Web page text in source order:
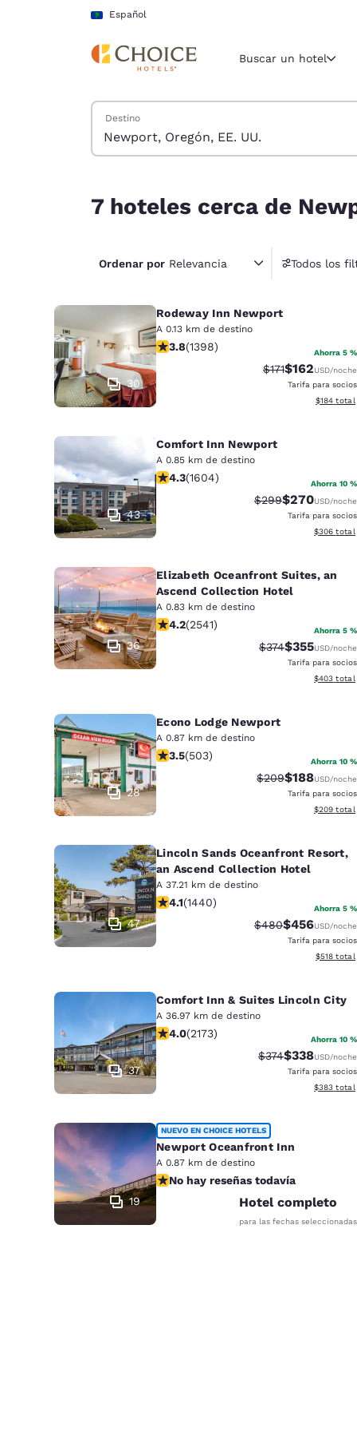
Pasar A Contenido Principal
Español
Región y
América
Selecciona
English
Canada
Français
Spain
English
Ireland
Asia-Pacífico
Australia
English
Buscar un hotel
Buscar hoteles
Destino
7 hoteles cerca de
Ordenar por Relevancia Todos los
30
Rodeway Inn Newport
A 0.13 km de destino
calificación de 3.84 estrellas. Bueno.
3.8(1398) Ahorra 5 %
Precio tachado:
$171Precio con
$162USD/noche
Tarifa para socios
Ver
$184 total
43
Comfort Inn Newport
A 0.85 km de destino
calificación de 4.31 estrellas.
4.3(1604) Ahorra 10 %
Precio tachado:
$299Precio con
$270USD/noche
Tarifa para socios
Ver
$306 total
36
Elizabeth Oceanfront Suites, an
Ascend Collection Hotel
A 0.83 km de destino
calificación de 4.19 estrellas. Muy
4.2(2541) Ahorra 5 %
Precio tachado:
$374Precio con
$355USD/noche
Tarifa para socios
Ver
$403 total
28
Econo Lodge Newport
A 0.87 km de destino
calificación de 3.45 estrellas. Bueno.
3.5(503) Ahorra 10 %
Precio tachado:
$209Precio con
$188USD/noche
Tarifa para socios
Ver
$209 total
47
Lincoln Sands Oceanfront Resort,
an Ascend Collection Hotel
A 37.21 km de destino
calificación de 4.14 estrellas. Muy
4.1(1440) Ahorra 5 %
Precio tachado:
$480Precio con
$456USD/noche
Tarifa para socios
Ver
$518 total
37
Comfort Inn & Suites Lincoln City
A 36.97 km de destino
calificación de 4.04 estrellas. Muy
4.0(2173) Ahorra 10 %
Precio tachado:
$374Precio con
$338USD/noche
Tarifa para socios
Ver
$383 total
19
NUEVO EN CHOICE HOTELS
Newport Oceanfront Inn
A 0.87 km de destino
No hay reseñas todavía
No hay reseñas todavía
Hotel completo
para las fechas seleccionadas